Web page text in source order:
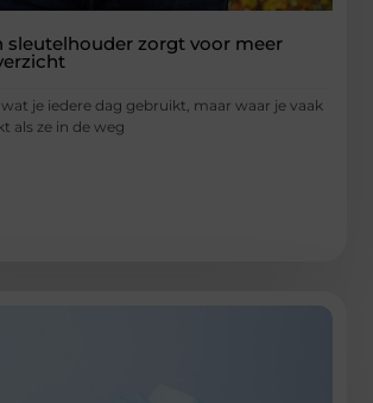
sleutelhouder zorgt voor meer
wat je iedere dag gebruikt, maar waar je vaak
als ze in de weg